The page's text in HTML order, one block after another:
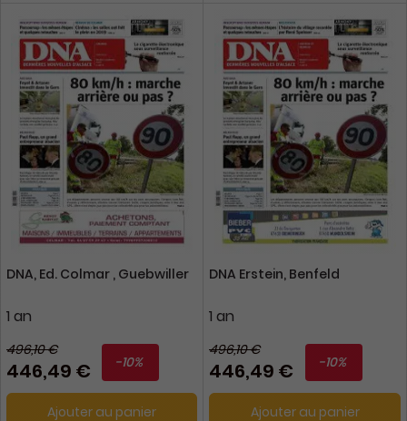
DNA, Ed. Colmar , Guebwiller
1 an
496,10 €
446,49 € -10%
Ajouter au panier
DNA Erstein, Benfeld
1 an
496,10 €
446,49 € -10%
Ajouter au panier